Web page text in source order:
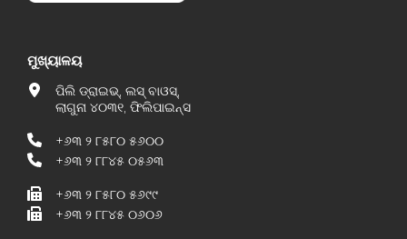
ମୁଖ୍ୟାଳୟ
ପିଲି ଡ୍ରାଇଭ୍, ଲସ୍ ବାଓସ୍,
ଲାଗୁନା ୪୦୩୧, ଫିଲିପାଇନ୍ସ
+୬୩ ୨ ୮୫୮୦ ୫୬୦୦
+୬୩ ୨ ୮୮୪୫ ୦୫୬୩
+୬୩ ୨ ୮୫୮୦ ୫୬୯୯
+୬୩ ୨ ୮୮୪୫ ୦୬୦୬